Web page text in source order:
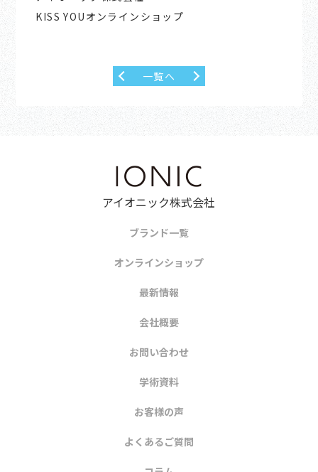
KISS YOUオンラインショップ
一覧へ
ブランド一覧
オンラインショップ
最新情報
会社概要
お問い合わせ
学術資料
お客様の声
よくあるご質問
アイオニック株式会社